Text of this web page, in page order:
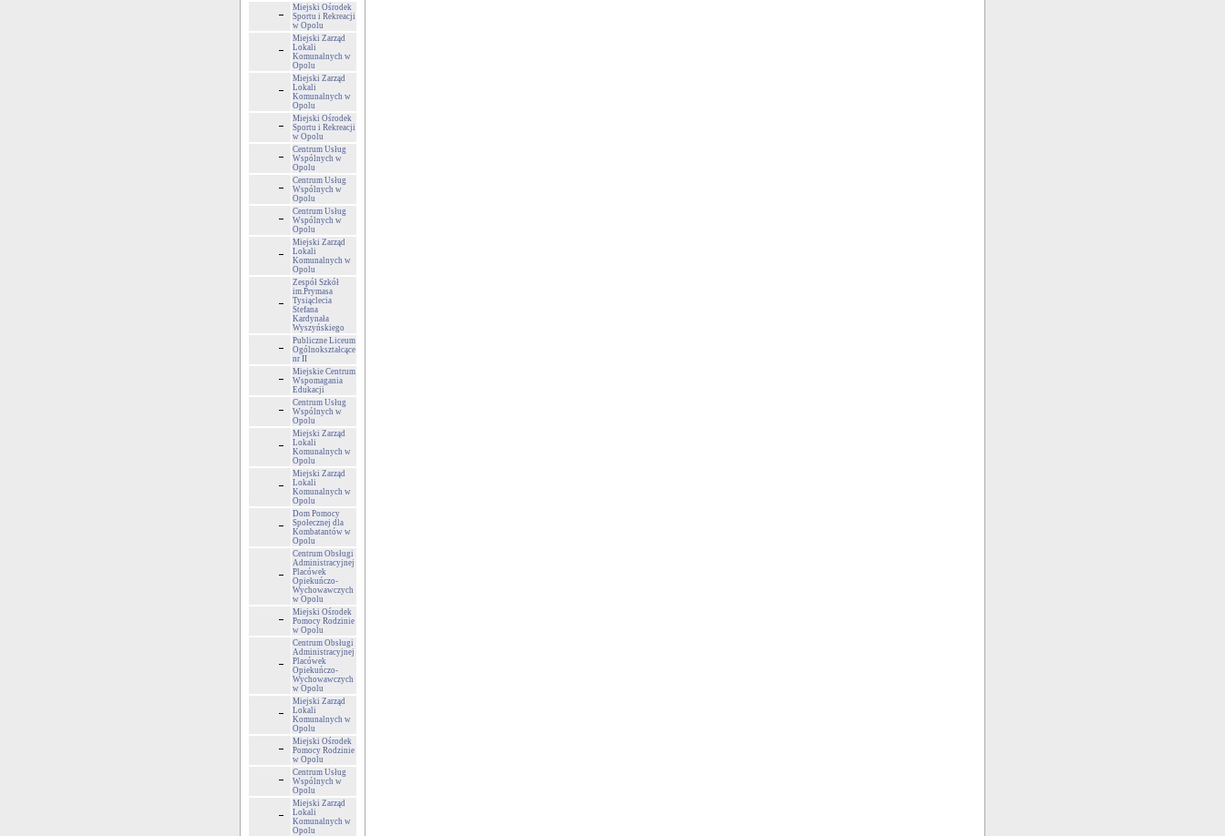
Miejski Ośrodek
Sportu i Rekreacji
w Opolu
Miejski Zarząd
Lokali
Komunalnych w
Opolu
Miejski Zarząd
Lokali
Komunalnych w
Opolu
Miejski Ośrodek
Sportu i Rekreacji
w Opolu
Centrum Usług
Wspólnych w
Opolu
Centrum Usług
Wspólnych w
Opolu
Centrum Usług
Wspólnych w
Opolu
Miejski Zarząd
Lokali
Komunalnych w
Opolu
Zespół Szkół
im.Prymasa
Tysiąclecia
Stefana
Kardynała
Wyszyńskiego
Publiczne Liceum
Ogólnokształcące
nr II
Miejskie Centrum
Wspomagania
Edukacji
Centrum Usług
Wspólnych w
Opolu
Miejski Zarząd
Lokali
Komunalnych w
Opolu
Miejski Zarząd
Lokali
Komunalnych w
Opolu
Dom Pomocy
Społecznej dla
Kombatantów w
Opolu
Centrum Obsługi
Administracyjnej
Placówek
Opiekuńczo-
Wychowawczych
w Opolu
Miejski Ośrodek
Pomocy Rodzinie
w Opolu
Centrum Obsługi
Administracyjnej
Placówek
Opiekuńczo-
Wychowawczych
w Opolu
Miejski Zarząd
Lokali
Komunalnych w
Opolu
Miejski Ośrodek
Pomocy Rodzinie
w Opolu
Centrum Usług
Wspólnych w
Opolu
Miejski Zarząd
Lokali
Komunalnych w
Opolu